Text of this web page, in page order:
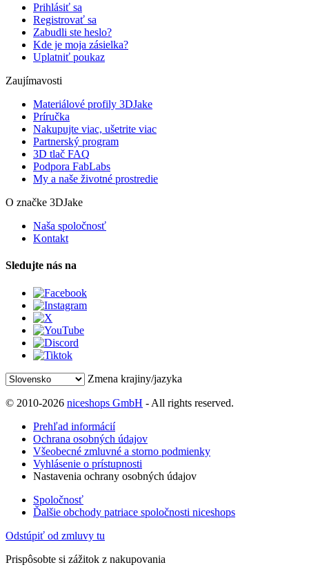
Prihlásiť sa
Registrovať sa
Zabudli ste heslo?
Kde je moja zásielka?
Uplatniť poukaz
Zaujímavosti
Materiálové profily 3DJake
Príručka
Nakupujte viac, ušetrite viac
Partnerský program
3D tlač FAQ
Podpora FabLabs
My a naše životné prostredie
O značke 3DJake
Naša spoločnosť
Kontakt
Sledujte nás na
Zmena krajiny/jazyka
© 2010-2026 niceshops GmbH - All rights reserved.
Prehľad informácií
Ochrana osobných údajov
Všeobecné zmluvné a storno podmienky
Vyhlásenie o prístupnosti
Nastavenia ochrany osobných údajov
Spoločnosť
Ďalšie obchody patriace spoločnosti niceshops
Odstúpiť od zmluvy tu
Prispôsobte si zážitok z nakupovania